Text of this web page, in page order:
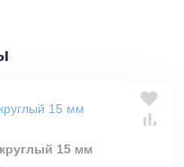
15 мм